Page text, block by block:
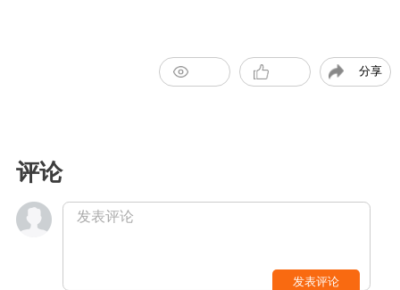
分享
评论
发表评论
发表评论